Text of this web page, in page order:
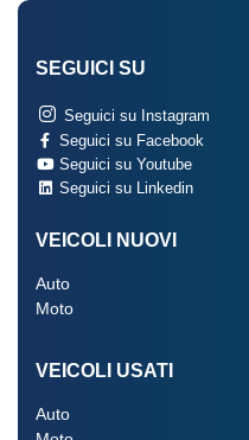
SEGUICI SU
Seguici su Instagram
Seguici su Facebook
Seguici su Youtube
Seguici su Linkedin
VEICOLI NUOVI
Auto
Moto
VEICOLI USATI
Auto